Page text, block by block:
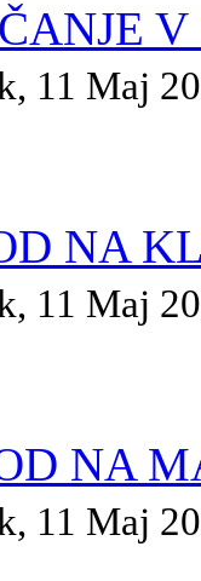
11 Maj
NA
11 Maj
NA
11 Maj